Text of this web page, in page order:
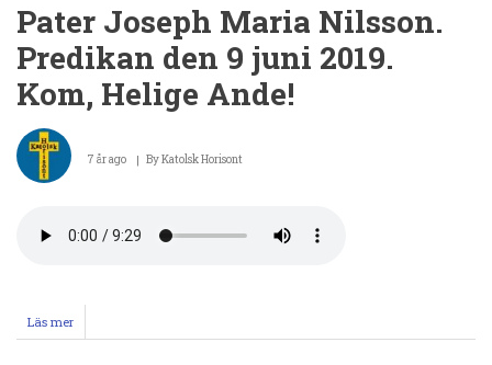
Pater Joseph Maria Nilsson.
Predikan den 9 juni 2019.
Kom, Helige Ande!
7 år ago ByKatolsk Horisont
Läs mer
Pater